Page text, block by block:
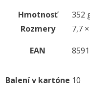
Hmotnosť
352
Rozmery
7,7
EAN
Balení v kartóne 10